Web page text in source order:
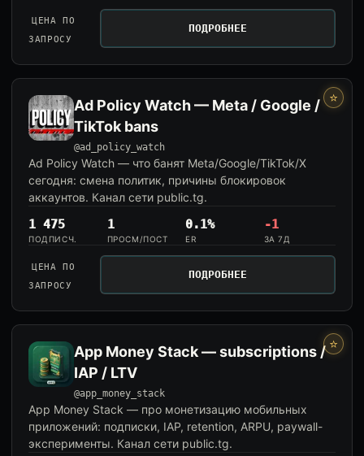
ЦЕНА ПО
ЗАПРОСУ
ПОДРОБНЕЕ
⭐
Ad Policy Watch — Meta / Google /
TikTok bans
@ad_policy_watch
Ad Policy Watch — что банят Meta/Google/TikTok/X
сегодня: смена политик, причины блокировок
аккаунтов. Канал сети public.tg.
1 475
ПОДПИСЧ.
1
ПРОСМ/ПОСТ
0.1%
ER
-1
ЗА 7Д
ЦЕНА ПО
ЗАПРОСУ
ПОДРОБНЕЕ
⭐
App Money Stack — subscriptions /
IAP / LTV
@app_money_stack
App Money Stack — про монетизацию мобильных
приложений: подписки, IAP, retention, ARPU, paywall-
эксперименты. Канал сети public.tg.